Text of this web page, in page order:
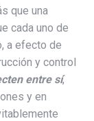
que una
cada uno de
a efecto de
y control
entre sí,
y en